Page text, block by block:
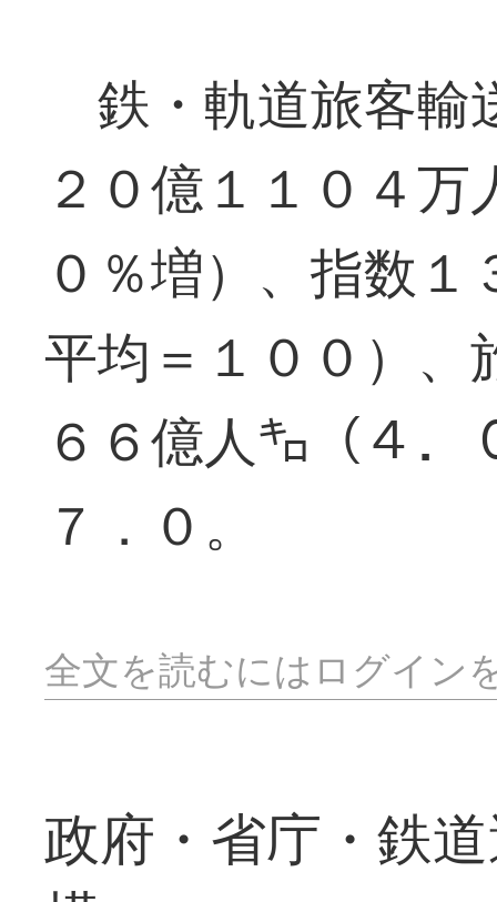
鉄・軌道旅客輸
２０億１１０４
０％増）、指数
平均＝１００）、
６６億人㌔（４
７．０。
全文を読むにはログイン
政府・省庁・鉄